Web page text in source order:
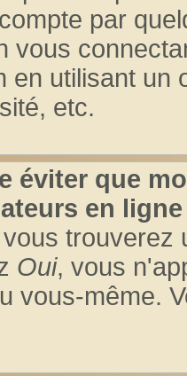
par
vous
en utilisant un
etc.
éviter que
en
trouverez
Oui, vous
vous-même.